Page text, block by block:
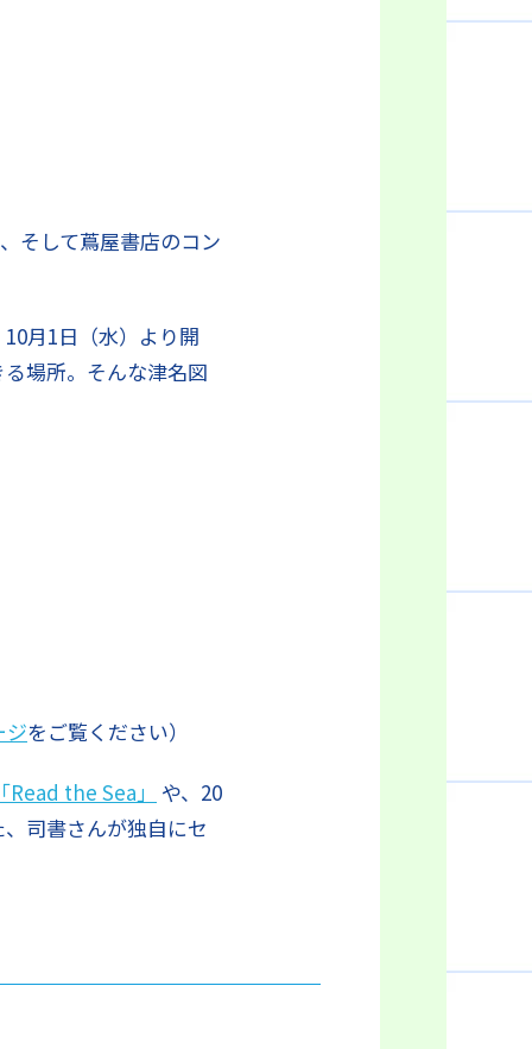
そして蔦屋書店のコン
月1日（水）より開
場所。そんな津名図
ジをご覧ください）
Read the Sea」
や、20
司書さんが独自にセ